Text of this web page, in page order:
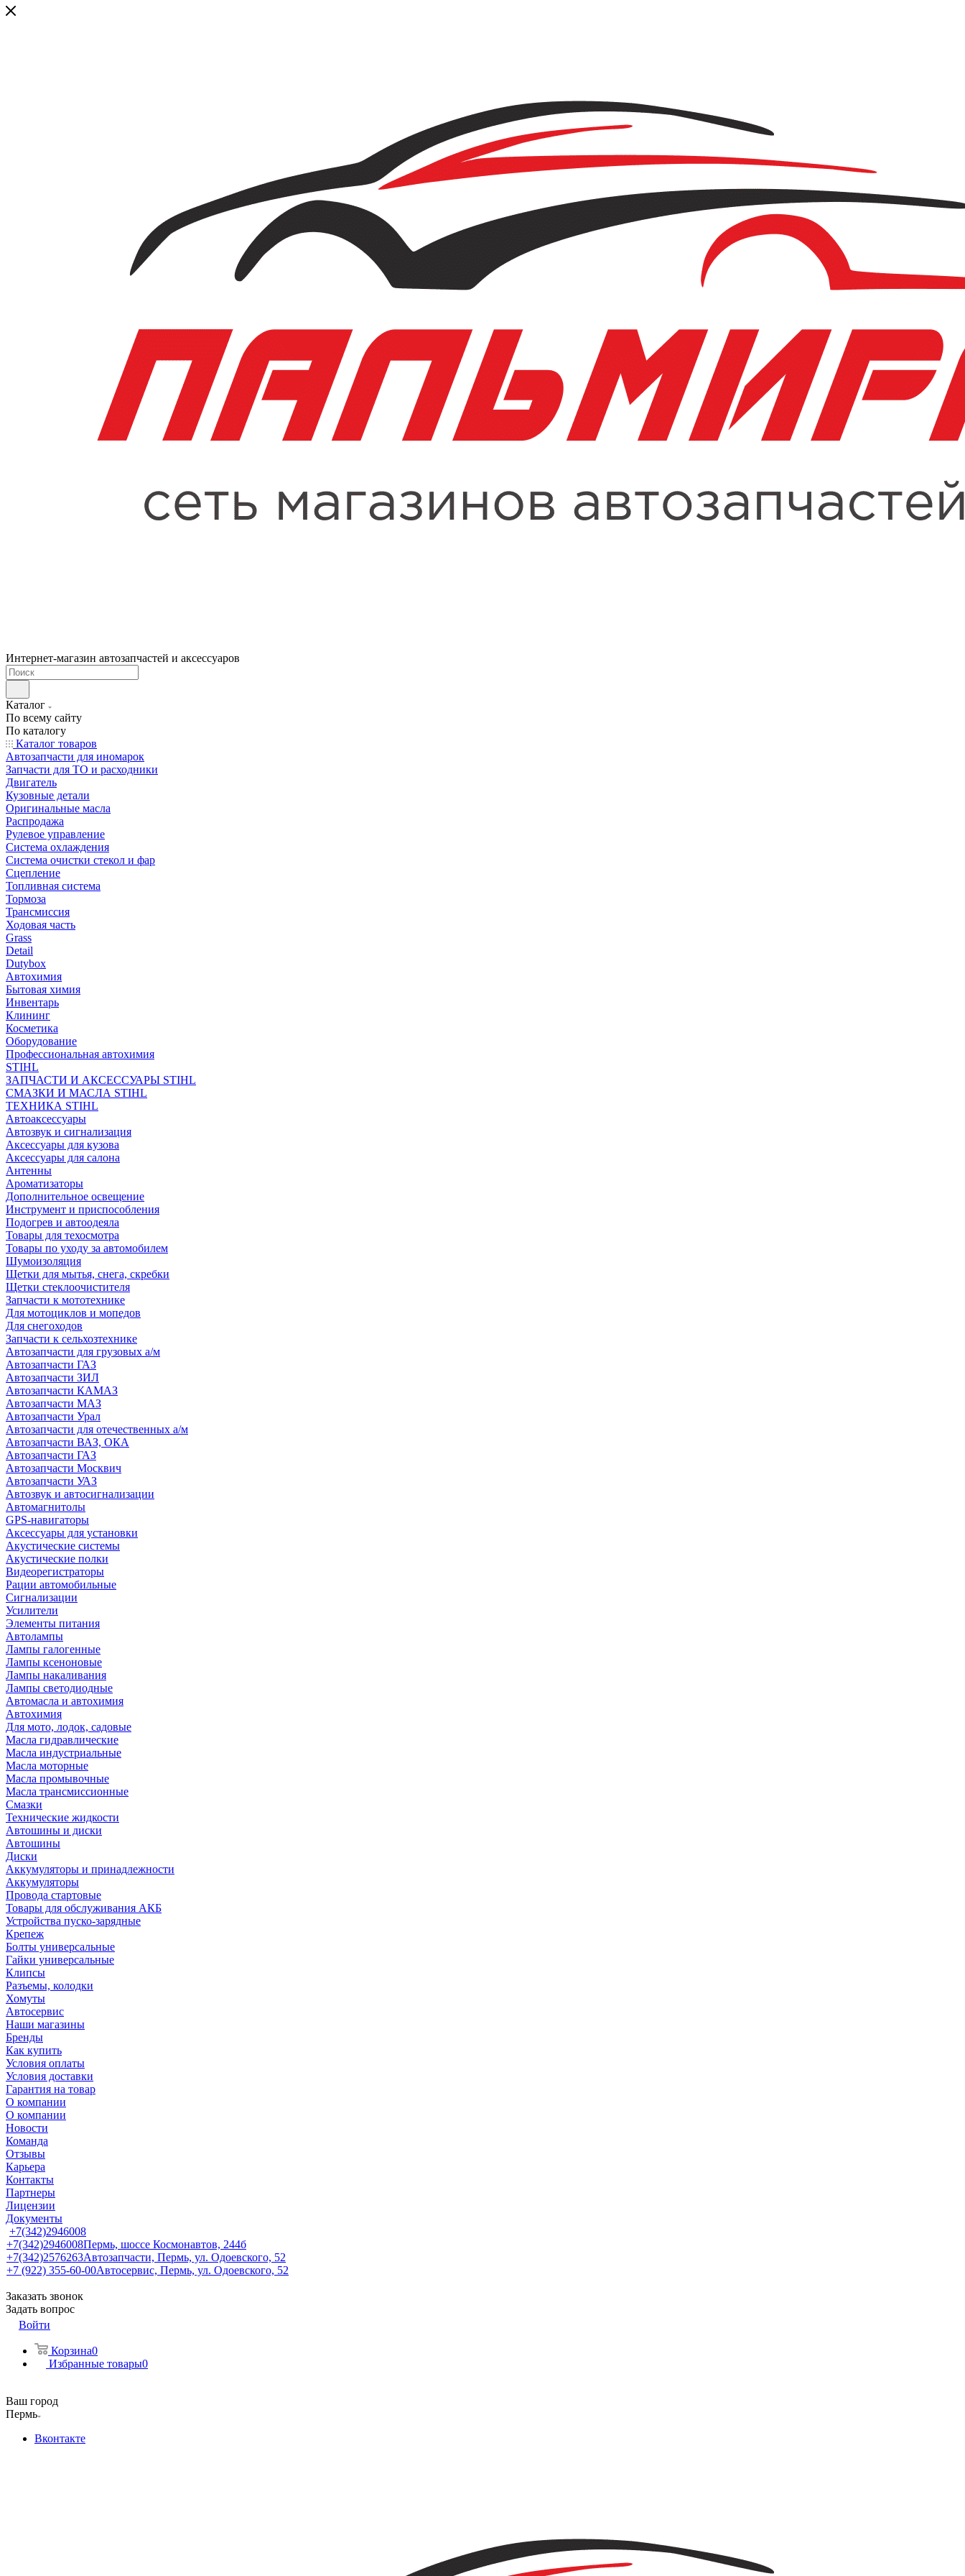
Интернет-магазин автозапчастей и аксессуаров
Каталог
По всему сайту
По каталогу
Каталог товаров
Автозапчасти для иномарок
Запчасти для ТО и расходники
Двигатель
Кузовные детали
Оригинальные масла
Распродажа
Рулевое управление
Система охлаждения
Система очистки стекол и фар
Сцепление
Топливная система
Тормоза
Трансмиссия
Ходовая часть
Grass
Detail
Dutybox
Автохимия
Бытовая химия
Инвентарь
Клининг
Косметика
Оборудование
Профессиональная автохимия
STIHL
ЗАПЧАСТИ И АКСЕССУАРЫ STIHL
СМАЗКИ И МАСЛА STIHL
ТЕХНИКА STIHL
Автоаксессуары
Автозвук и сигнализация
Аксессуары для кузова
Аксессуары для салона
Антенны
Ароматизаторы
Дополнительное освещение
Инструмент и приспособления
Подогрев и автоодеяла
Товары для техосмотра
Товары по уходу за автомобилем
Шумоизоляция
Щетки для мытья, снега, скребки
Щетки стеклоочистителя
Запчасти к мототехнике
Для мотоциклов и мопедов
Для снегоходов
Запчасти к сельхозтехнике
Автозапчасти для грузовых а/м
Автозапчасти ГАЗ
Автозапчасти ЗИЛ
Автозапчасти КАМАЗ
Автозапчасти МАЗ
Автозапчасти Урал
Автозапчасти для отечественных а/м
Автозапчасти ВАЗ, ОКА
Автозапчасти ГАЗ
Автозапчасти Москвич
Автозапчасти УАЗ
Автозвук и автосигнализации
Автомагнитолы
GPS-навигаторы
Аксессуары для установки
Акустические системы
Акустические полки
Видеорегистраторы
Рации автомобильные
Сигнализации
Усилители
Элементы питания
Автолампы
Лампы галогенные
Лампы ксеноновые
Лампы накаливания
Лампы светодиодные
Автомасла и автохимия
Автохимия
Для мото, лодок, садовые
Масла гидравлические
Масла индустриальные
Масла моторные
Масла промывочные
Масла трансмиссионные
Смазки
Технические жидкости
Автошины и диски
Автошины
Диски
Аккумуляторы и принадлежности
Аккумуляторы
Провода стартовые
Товары для обслуживания АКБ
Устройства пуско-зарядные
Крепеж
Болты универсальные
Гайки универсальные
Клипсы
Разъемы, колодки
Хомуты
Автосервис
Наши магазины
Бренды
Как купить
Условия оплаты
Условия доставки
Гарантия на товар
О компании
О компании
Новости
Команда
Отзывы
Карьера
Контакты
Партнеры
Лицензии
Документы
+7(342)2946008
+7(342)2946008Пермь, шоссе Космонавтов, 244б
+7(342)2576263Автозапчасти, Пермь, ул. Одоевского, 52
+7 (922) 355-60-00Автосервис, Пермь, ул. Одоевского, 52
Заказать звонок
Задать вопрос
Войти
Корзина0
Избранные товары0
Ваш город
Пермь
Вконтакте